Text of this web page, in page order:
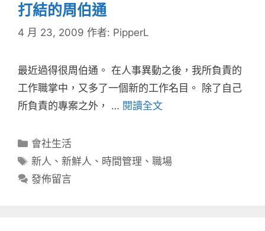
打結的周伯通
4 月 23, 2009 作者: PipperL
最近過得很周伯通。 在人事異動之後，我所負責的
工作職掌中，又多了一個新的工作名目。 除了自己
所負責的專案之外， … 閱讀全文
分
類
會社生活
標
籤
新人 、新鮮人 、 時間管理 、職場
發佈留言